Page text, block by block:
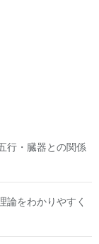
行・臓器との関係
論をわかりやすく